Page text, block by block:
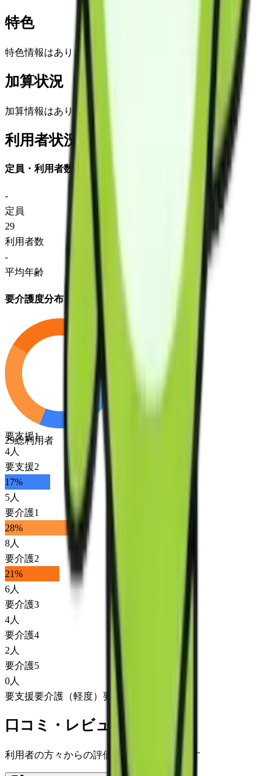
特色
特色情報はありません
加算状況
加算情報はありません
利用者状況
定員・利用者数
-
定員
29
利用者数
-
平均年齢
要介護度分布
29総利用者
要支援1
4人
要支援2
17%
5人
要介護1
28%
8人
要介護2
21%
6人
要介護3
4人
要介護4
2 人
要介護5
0人
要支援要介護（軽度） 要介護（重度）
口コミ・レビュー
利用者の方々からの評価をご覧いただけます